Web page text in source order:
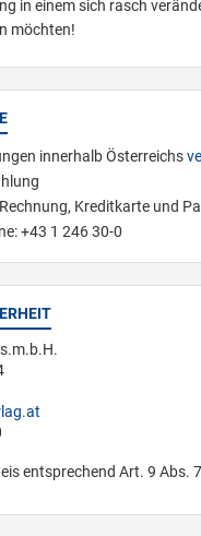
in einem sich rasch
möchten!
innerhalb Österreichs
Kreditkarte und
+43 1 246 30-0
entsprechend Art. 9 Abs.